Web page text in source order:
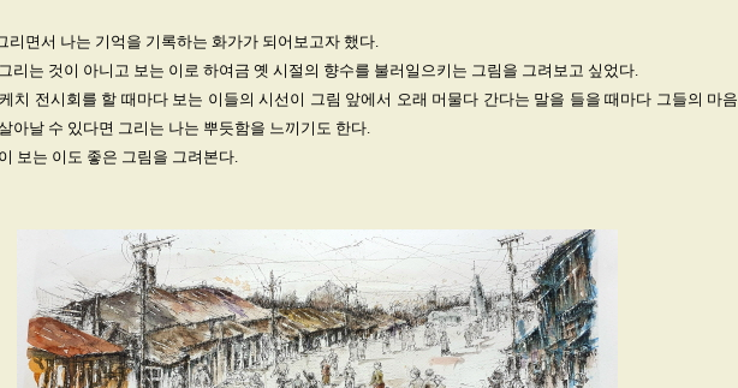
리면서 나는 기억을 기록하는 화가가 되어보고자 했다.
리는 것이 아니고 보는 이로 하여금 옛 시절의 향수를 불러일으키는 그림을 그려보고 싶었다.
치 전시회를 할 때마다 보는 이들의 시선이 그림 앞에서 오래 머물다 간다는 말을 들을 때마다 그들의 마음
아날 수 있다면 그리는 나는 뿌듯함을 느끼기도 한다.
보는 이도 좋은 그림을 그려본다.